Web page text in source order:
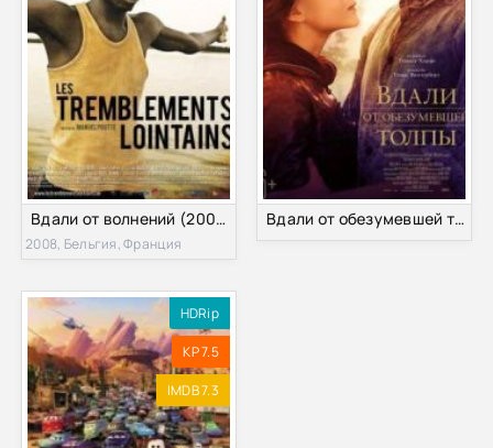
Вдали от волнений (2008)
2008, Бельгия, Франция
Вдали от обезумевшей толпы (2015)
HDRip
KP 7.5
IMDB 7.3